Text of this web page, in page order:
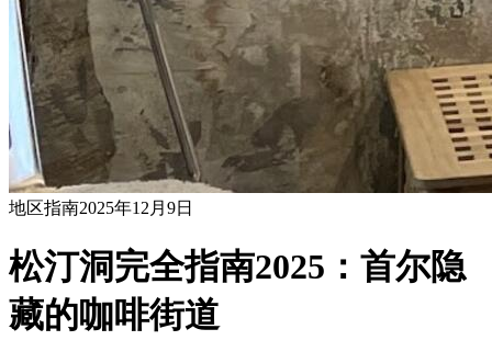
地区指南2025年12月9日
松汀洞完全指南2025：首尔隐
藏的咖啡街道